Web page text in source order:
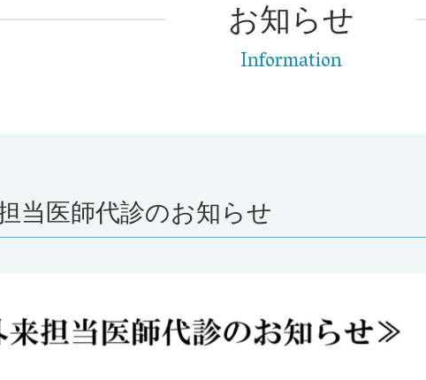
お知らせ
Information
当医師代診のお知らせ